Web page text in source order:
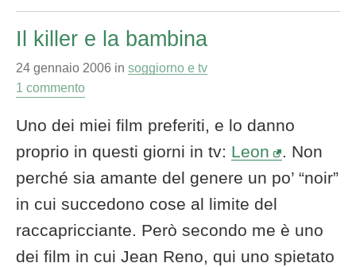
Il killer e la bambina
24 gennaio 2006 in soggiorno e tv
1 commento
Uno dei miei film preferiti, e lo danno
proprio in questi giorni in tv: Leon
. Non
perché sia amante del genere un po’ “noir”
in cui succedono cose al limite del
raccapricciante. Però secondo me è uno
dei film in cui Jean Reno, qui uno spietato